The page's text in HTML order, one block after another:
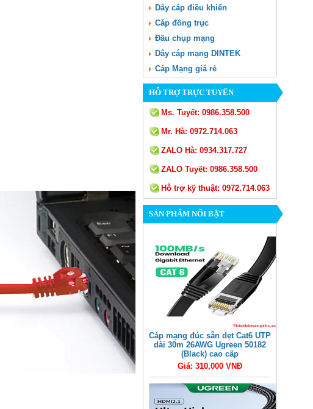
Dây cáp điều khiển
Cáp đồng trục
Đầu chụp mạng
Dây cáp mạng DINTEK
Cáp Mạng giá rẻ
HỖ TRỢ TRỰC TUYẾN
Ms. Tuyết: 0986.358.500
Mr. Hà: 0972.714.063
ZALO Hà: 0934.317.727
ZALO Tuyết: 0986.358.500
Hỗ trợ kỹ thuật: 0972.714.063
SẢN PHẨM NỔI BẬT
Cáp mạng đúc sẵn dẹt Cat6 UTP
dài 30m 26AWG Ugreen 50182
(Black) cao cấp
Giá: 310,000 VNĐ